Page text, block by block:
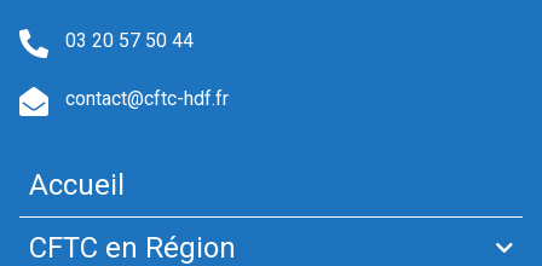
03 20 57 50 44
contact@cftc-hdf.fr
Accueil
CFTC en Région